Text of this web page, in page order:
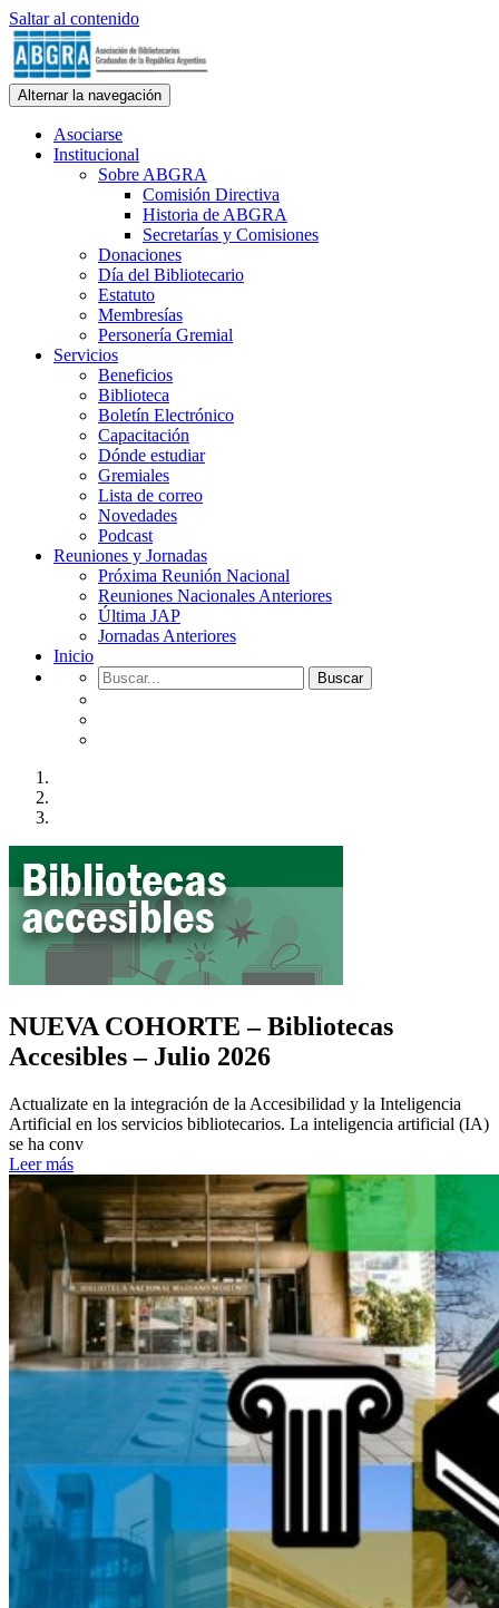
Saltar al contenido
ABGRA
Asociación de Bibliotecarios Graduados de la República Argentina.
Personería Gremial N° 354/60
Alternar la navegación
Asociarse
Institucional
Sobre ABGRA
Comisión Directiva
Historia de ABGRA
Secretarías y Comisiones
Donaciones
Día del Bibliotecario
Estatuto
Membresías
Personería Gremial
Servicios
Beneficios
Biblioteca
Boletín Electrónico
Capacitación
Dónde estudiar
Gremiales
Lista de correo
Novedades
Podcast
Reuniones y Jornadas
Próxima Reunión Nacional
Reuniones Nacionales Anteriores
Última JAP
Jornadas Anteriores
Inicio
NUEVA COHORTE – Bibliotecas
Accesibles – Julio 2026
Actualizate en la integración de la Accesibilidad y la Inteligencia
Artificial en los servicios bibliotecarios. La inteligencia artificial (IA)
se ha conv
Leer más